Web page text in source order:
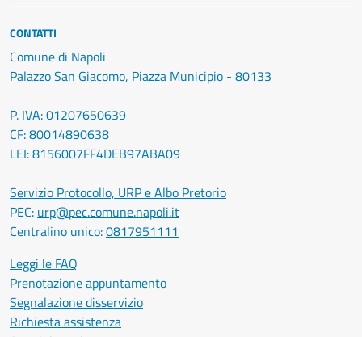
CONTATTI
Comune di Napoli
Palazzo San Giacomo, Piazza Municipio - 80133
P. IVA: 01207650639
CF: 80014890638
LEI: 8156007FF4DEB97ABA09
Servizio Protocollo, URP e Albo Pretorio
PEC: urp@pec.comune.napoli.it
Centralino unico:0817951111
Leggi le FAQ
Prenotazione appuntamento
Segnalazione disservizio
Richiesta assistenza